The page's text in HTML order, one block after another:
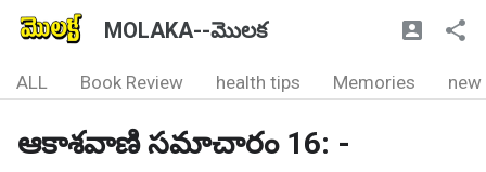
MOLAKA--మొలక
ALL Book Review health tips Memories new
ఆకాశవాణి సమాచారం 16: -